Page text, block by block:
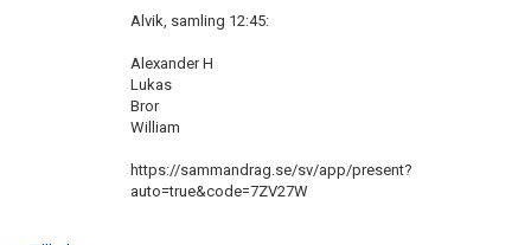
Alvik, samling 12:45:
Alexander H
Lukas
Bror
William
https://sammandrag.se/sv/app/present?
auto=true&code=7ZV27W